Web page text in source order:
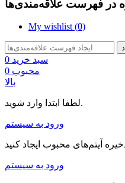
در فهرست علاقه‌مندی‌ها
My wishlist (0)
سبد خرید 0
محبوب 0
بالا
لطفا ابتدا وارد شوید.
ورود به سیستم
ورود به سیستم